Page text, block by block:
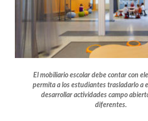
El mobiliario escolar debe contar con
permita a los estudiantes trasladarlo a
desarrollar actividades campo
diferentes.